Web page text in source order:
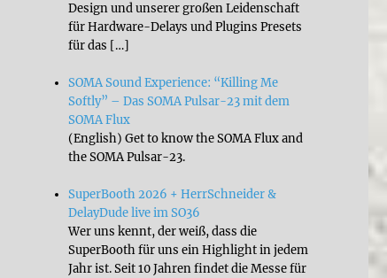
Design und unserer großen Leidenschaft
für Hardware-Delays und Plugins Presets
für das […]
SOMA Sound Experience: “Killing Me
Softly” – Das SOMA Pulsar-23 mit dem
SOMA Flux
(English) Get to know the SOMA Flux and
the SOMA Pulsar-23.
SuperBooth 2026 + HerrSchneider &
DelayDude live im SO36
Wer uns kennt, der weiß, dass die
SuperBooth für uns ein Highlight in jedem
Jahr ist. Seit 10 Jahren findet die Messe für